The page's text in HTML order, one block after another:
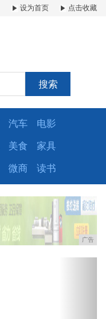
设为首页 点击收藏
搜索
汽车 电影
美食 家具
微商 读书
广告